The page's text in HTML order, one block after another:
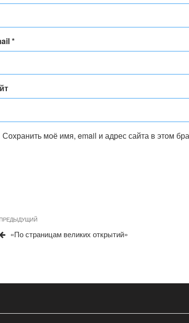
*
Сохранить моё имя, email и адрес сайта в этом
Предыдущая
ПРЕДЫДУЩИЙ
«По страницам великих открытий»